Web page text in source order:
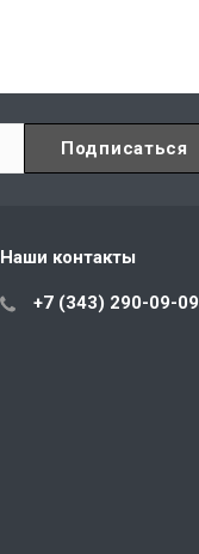
Наши контакты
+7 (343) 290-09-09